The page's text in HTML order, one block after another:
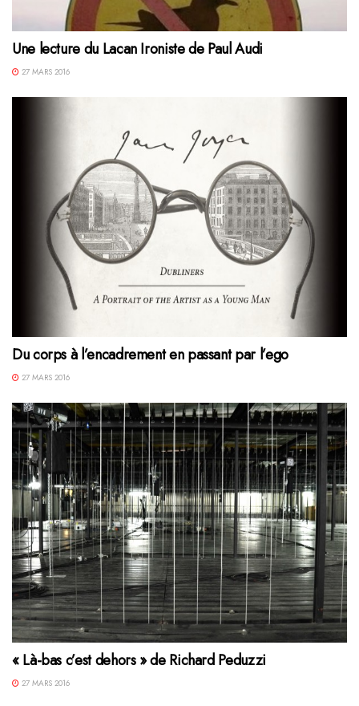
Une lecture du Lacan Ironiste de Paul Audi
27 MARS 2016
Du corps à l’encadrement en passant par l’ego
27 MARS 2016
« Là-bas c’est dehors » de Richard Peduzzi
27 MARS 2016